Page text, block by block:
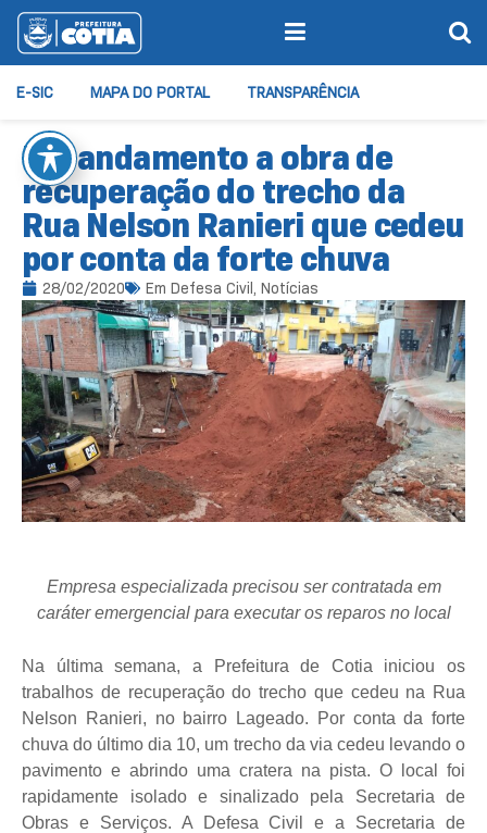
E-SIC MAPA DO PORTAL TRANSPARÊNCIA
Em andamento a obra de
recuperação do trecho da
Rua Nelson Ranieri que cedeu
por conta da forte chuva
28/02/2020 Em Defesa Civil, Notícias
Empresa especializada precisou ser contratada em
caráter emergencial para executar os reparos no local
Na última semana, a Prefeitura de Cotia iniciou os
trabalhos de recuperação do trecho que cedeu na Rua
Nelson Ranieri, no bairro Lageado. Por conta da forte
chuva do último dia 10, um trecho da via cedeu levando o
pavimento e abrindo uma cratera na pista. O local foi
rapidamente isolado e sinalizado pela Secretaria de
Obras e Serviços. A Defesa Civil e a Secretaria de